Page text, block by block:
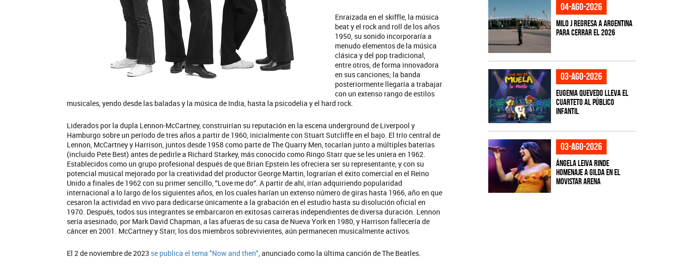
Enraizada en el skiffle, la música
beat y el rock and roll de los años
1950, su sonido incorporaría a
menudo elementos de la música
clásica y del pop tradicional,
entre otros, de forma innovadora
en sus canciones; la banda
posteriormente llegaría a trabajar
con un extenso rango de estilos
musicales, yendo desde las baladas y la música de India, hasta la psicodelia y el hard rock.
Liderados por la dupla Lennon-McCartney, construirían su reputación en la escena underground de Liverpool y
Hamburgo sobre un período de tres años a partir de 1960, inicialmente con Stuart Sutcliffe en el bajo. El trío central de
Lennon, McCartney y Harrison, juntos desde 1958 como parte de The Quarry Men, tocarían junto a múltiples baterías
(incluido Pete Best) antes de pedirle a Richard Starkey, más conocido como Ringo Starr que se les uniera en 1962.
Establecidos como un grupo profesional después de que Brian Epstein les ofreciera ser su representante, y con su
potencial musical mejorado por la creatividad del productor George Martin, lograrían el éxito comercial en el Reino
Unido a finales de 1962 con su primer sencillo, “Love me do“. A partir de ahí, irían adquiriendo popularidad
internacional a lo largo de los siguientes años, en los cuales harían un extenso número de giras hasta 1966, año en que
cesaron la actividad en vivo para dedicarse únicamente a la grabación en el estudio hasta su disolución oficial en
1970. Después, todos sus integrantes se embarcaron en exitosas carreras independientes de diversa duración. Lennon
sería asesinado, por Mark David Chapman, a las afueras de su casa de Nueva York en 1980, y Harrison fallecería de
cáncer en 2001. McCartney y Starr, los dos miembros sobrevivientes, aún permanecen musicalmente activos.
El 2 de noviembre de 2023 se publica el tema "Now and then", anunciado como la última canción de The Beatles.
04-ago-2026
Milo J regresa a Argentina
para cerrar el 2026
03-ago-2026
Eugenia Quevedo lleva el
cuarteto al público
infantil
03-ago-2026
Ángela Leiva rinde
homenaje a Gilda en el
Movistar Arena